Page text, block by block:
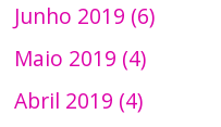
Junho 2019 (6)
Maio 2019 (4)
Abril 2019 (4)